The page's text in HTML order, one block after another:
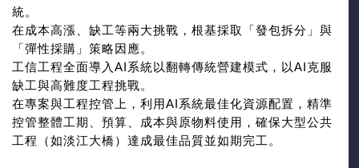
統。
在成本高漲、缺工等兩大挑戰，根基採取「發包拆分」與
「彈性採購」策略因應。
工信工程全面導入AI系統以翻轉傳統營建模式，以AI克服
缺工與高難度工程挑戰。
在專案與工程控管上，利用AI系統最佳化資源配置，精準
控管整體工期、預算、成本與原物料使用，確保大型公共
工程（如淡江大橋）達成最佳品質並如期完工。